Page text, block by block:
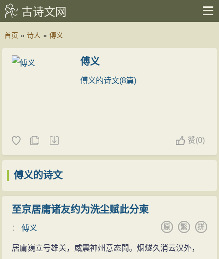
古诗文网
首页 » 诗人 » 傅义
傅义
傅义的诗文(8篇)
赞(0)
傅义的诗文
至京居庸诸友约为洗尘赋此分柬
：傅义 拼
繁
原
居庸巍立号雄关，威震神州意态閒。烟燧久消云汉外，